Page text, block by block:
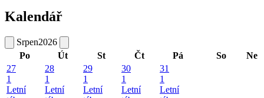
Kalendář
Srpen2026
Po
Út St Čt Pá So
Ne
27
1
Letní
28
1
Letní
29
1
Letní
30
1
Letní
31
1
Letní